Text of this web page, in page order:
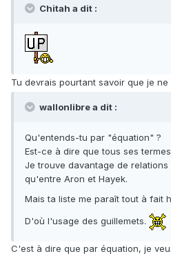
Chitah a dit :
Tu devrais pourtant savoir que je
wallonlibre a dit :
Qu'entends-tu par "équation" ?
Est-ce à dire que tous ses
Je trouve davantage de relations
qu'entre Aron et Hayek.
Mais ta liste me paraît tout à fait
D'où l'usage des guillemets.
C'est à dire que par équation, je